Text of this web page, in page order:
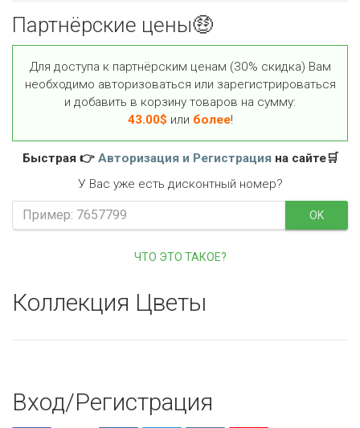
Коллекция Цветы
Партнёрские цены🤑
Для доступа к партнёрским ценам (30% скидка) Вам
необходимо авторизоваться или зарегистрироваться
и добавить в корзину товаров на сумму:
43.00$ или более!
Быстрая 👉 Авторизация и Регистрацияна сайте🛒
У Вас уже есть дисконтный номер?
OK
ЧТО ЭТО ТАКОЕ?
Вход/Регистрация